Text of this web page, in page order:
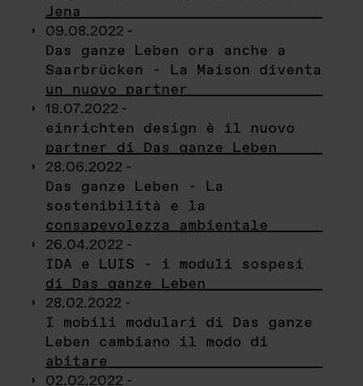
Jena
09.08.2022 -
Das ganze Leben ora anche a
Saarbrücken - La Maison diventa
un nuovo partner
18.07.2022 -
einrichten design è il nuovo
partner di Das ganze Leben
28.06.2022 -
Das ganze Leben - La
sostenibilità e la
consapevolezza ambientale
26.04.2022 -
IDA e LUIS - i moduli sospesi
di Das ganze Leben
28.02.2022 -
I mobili modulari di Das ganze
Leben cambiano il modo di
abitare
02.02.2022 -